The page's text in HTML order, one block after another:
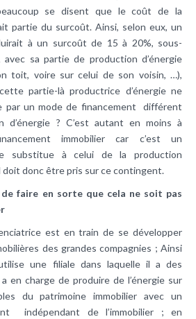
beaucoup se disent que le coût de la
partie du surcoût. Ainsi, selon eux, un
à un surcoût de 15 à 20%, sous-
sa partie de production d’énergie
toit, voire sur celui de son voisin, …),
partie-là productrice d’énergie ne
par un mode de financement différent
d’énergie ? C’est autant en moins à
immobilier car c’est un
substitue à celui de la production
doit donc être pris sur ce contingent.
de faire en sorte que cela ne soit pas
est en train de se développer
des grandes compagnies ; Ainsi
une filiale dans laquelle il a des
en charge de produire de l’énergie sur
du patrimoine immobilier avec un
indépendant de l’immobilier ; en